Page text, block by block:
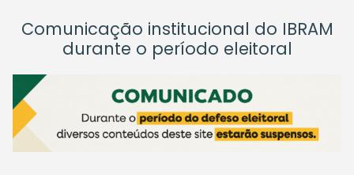
Comunicação institucional do IBRAM
durante o período eleitoral